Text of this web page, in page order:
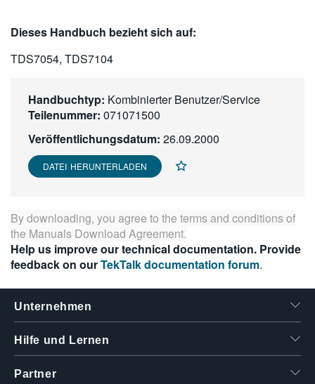
日本語
한국어
Dieses Handbuch bezieht sich auf:
TDS7054, TDS7104
Handbuchtyp: Kombinierter Benutzer/Service
Teilenummer: 071071500
Veröffentlichungsdatum: 26.09.2000
DATEI HERUNTERLADEN
By downloading, you agree to the terms and conditions of
the Manuals Download Agreement.
Help us improve our technical documentation. Provide
feedback on ourTekTalk documentation forum.
Unternehmen
Hilfe und Lernen
Partner